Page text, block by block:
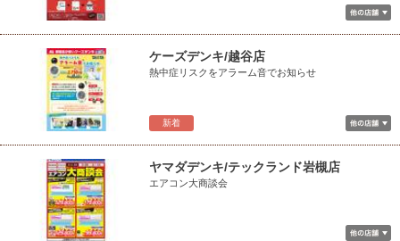
新着
ケーズデンキ/越谷店
熱中症リスクをアラーム音でお知らせ
ヤマダデンキ/テックランド岩槻店
エアコン大商談会